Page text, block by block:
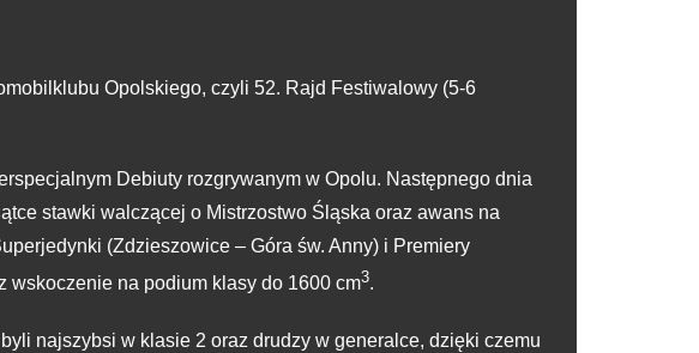
Opolskiego, czyli 52. Rajd Festiwalowy (5-6
Debiuty rozgrywanym w Opolu. Następnego dnia
stawki walczącej o Mistrzostwo Śląska oraz awans na
(Zdzieszowice – Góra św. Anny) i Premiery
wskoczenie na podium klasy do 1600 cm3.
najszybsi w klasie 2 oraz drudzy w generalce, dzięki czemu